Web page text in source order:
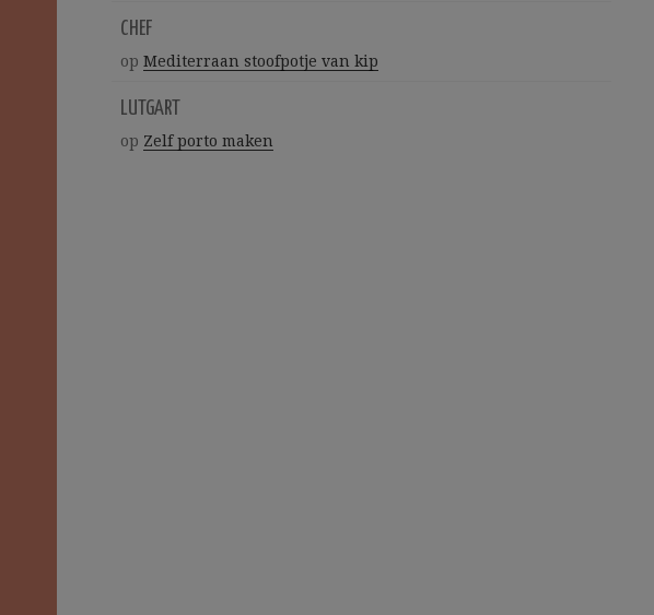
CHEF
op Mediterraan stoofpotje van kip
LUTGART
op Zelf porto maken